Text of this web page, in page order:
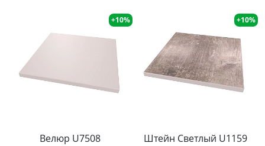
+10%
Велюр U7508
+10%
Штейн Светлый U1159